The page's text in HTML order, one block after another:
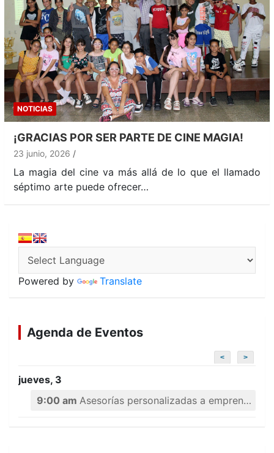
NOTICIAS
¡GRACIAS POR SER PARTE DE CINE MAGIA!
23 junio, 2026
La magia del cine va más allá de lo que el llamado
séptimo arte puede ofrecer…
Powered by Translate
Agenda de Eventos
< >
jueves, 3
9:00 am Asesorías personalizadas a emprendedores